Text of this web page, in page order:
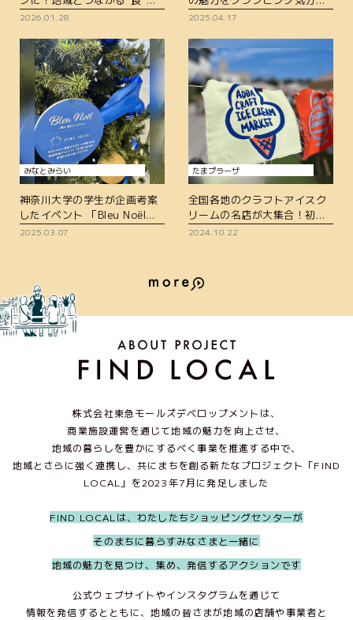
体験イベント「みんなで創ろ
ト
2026.01.28
堪能！「街スキフェスタ THE
LOCAL」レポート
2025.04.17
みなとみらい
神奈川大学の学生が企画考案
したイベント 「Bleu Noël－
青い海のクリスマス－」レポ
2025.03.07
たまプラーザ
全国各地のクラフトアイスク
リームの名店が大集合！初イ
ベント 「AOBA CRAFT ICE
2024.10.22
株式会社東急モールズデベロップメントは、
商業施設運営を通じて地域の魅力を向上させ、
地域の暮らしを豊かにするべく事業を推進する中で、
地域とさらに強く連携し、共にまちを創る新たなプロジェクト「FIND
LOCAL」を2023年7月に発足しました
FIND LOCALは、わたしたちショッピングセンターが
そのまちに暮らすみなさまと一緒に
地域の魅力を見つけ、集め、発信するアクションです
公式ウェブサイトやインスタグラムを通じて
情報を発信するとともに、 地域の皆さまが地域の店舗や事業者と